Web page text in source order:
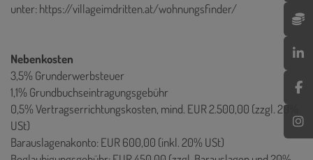
unter:https://villageimdritten.at/wohnungsfinder/
Nebenkosten
3,5% Grunderwerbsteuer
1,1% Grundbuchseintragungsgebühr
0,5% Vertragserrichtungskosten, mind. EUR 2.500,00 (zzgl. 20%
USt)
Barauslagenakonto: EUR 600,00 (inkl. 20% USt)